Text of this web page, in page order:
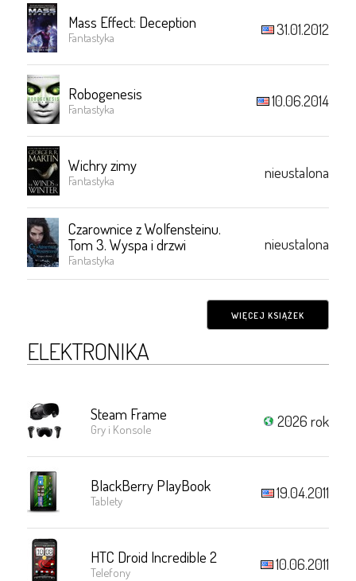
Mass Effect: Deception
Fantastyka 31.01.2012
Robogenesis
Fantastyka 10.06.2014
Wichry zimy
Fantastyka nieustalona
Czarownice z Wolfensteinu.
Tom 3. Wyspa i drzwi
Fantastyka
nieustalona
WIĘCEJ KSIĄŻEK
ELEKTRONIKA
Steam Frame
Gry i Konsole 2026 rok
BlackBerry PlayBook
Tablety 19.04.2011
HTC Droid Incredible 2
Telefony 10.06.2011